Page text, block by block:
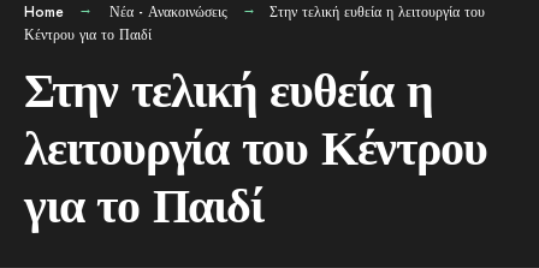
Home Νέα - Ανακοινώσεις
Στην τελική ευθεία η λειτουργία του
Κέντρου για το Παιδί
Στην τελική ευθεία η
λειτουργία του Κέντρου
για το Παιδί